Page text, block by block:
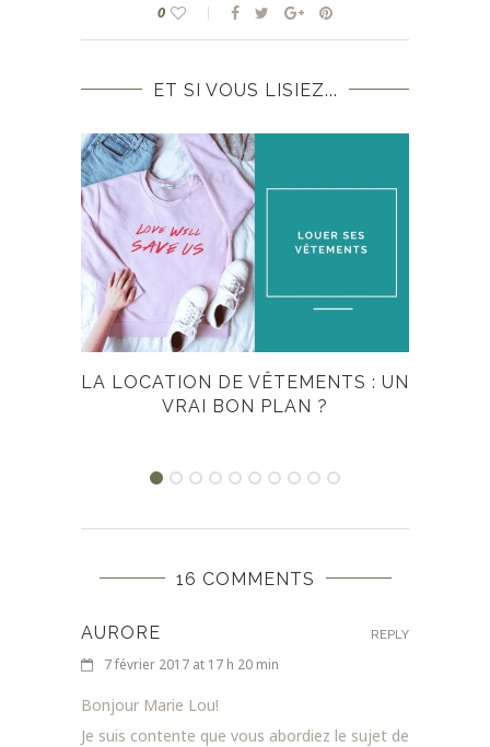
0
ET SI VOUS LISIEZ...
LA LOCATION DE VÊTEMENTS : UN
VRAI BON PLAN ?
16 COMMENTS
AURORE
7 février 2017 at 17 h 20 min
Bonjour Marie Lou!
Je suis contente que vous abordiez le sujet de
REPLY